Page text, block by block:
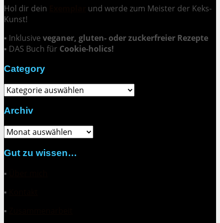
Hol dir dein
und werde zum Meister der Keks-
Kunst!
▪ Inklusive veganer, gluten- oder zuckerfreier Rezepte
▪ DAS Buch für Cookie-holics!
Category
Category
Archiv
Archiv
Gut zu wissen…
▪
▪
▪